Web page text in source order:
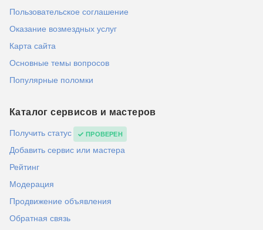
Пользовательское соглашение
Оказание возмездных услуг
Карта сайта
Основные темы вопросов
Популярные поломки
Каталог сервисов и мастеров
Получить статус ПРОВЕРЕН
Добавить сервис или мастера
Рейтинг
Модерация
Продвижение объявления
Обратная связь